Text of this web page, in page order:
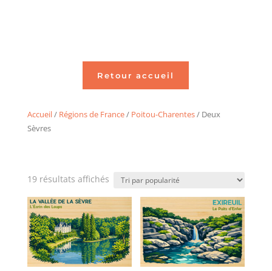
Retour accueil
Accueil/ Régions de France/ Poitou-Charentes/ Deux
Sèvres
19 résultats affichésTrié
popularité